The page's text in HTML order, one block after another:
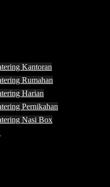
Kantoran
Rumahan
Harian
Pernikahan
Nasi Box